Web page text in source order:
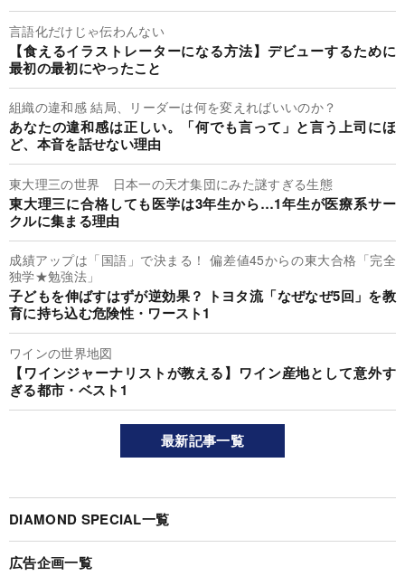
言語化だけじゃ伝わんない
【食えるイラストレーターになる方法】デビューするために
最初の最初にやったこと
組織の違和感 結局、リーダーは何を変えればいいのか？
あなたの違和感は正しい。「何でも言って」と言う上司にほ
ど、本音を話せない理由
東大理三の世界 日本一の天才集団にみた謎すぎる生態
東大理三に合格しても医学は3年生から…1年生が医療系サー
クルに集まる理由
成績アップは「国語」で決まる！ 偏差値45からの東大合格「完全
独学★勉強法」
子どもを伸ばすはずが逆効果？ トヨタ流「なぜなぜ5回」を教
育に持ち込む危険性・ワースト1
ワインの世界地図
【ワインジャーナリストが教える】ワイン産地として意外す
ぎる都市・ベスト1
最新記事一覧
DIAMOND SPECIAL一覧
広告企画一覧